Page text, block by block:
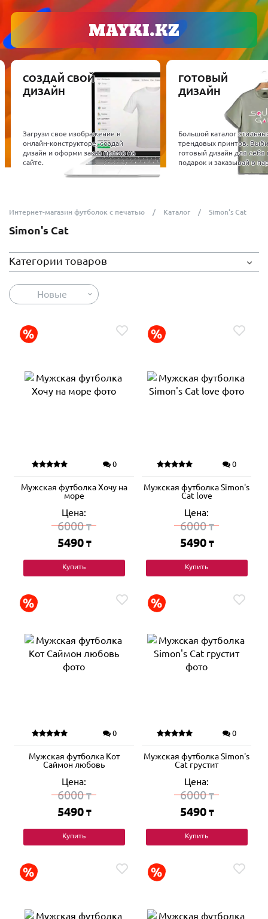
СОЗДАЙ СВОЙ
ДИЗАЙН
Загрузи свое изображение в
онлайн-конструкторе, создай
дизайн и оформи заказ прямо на
сайте.
ГОТОВЫЙ
ДИЗАЙН
Большой каталог
трендовых принтов.
готовый дизайн для себя
подарок и заказывай в
Интернет-магазин футболок с печатью Каталог Simon's Cat
Simon's Cat
Категории товаров
Новые
0
Мужская футболка Хочу на
море
Цена:
6000₸
5490 ₸
Купить
0
Мужская футболка Simon's
Cat love
Цена:
6000₸
5490 ₸
Купить
0
Мужская футболка Кот
Саймон любовь
Цена:
6000₸
5490 ₸
Купить
0
Мужская футболка Simon's
Cat грустит
Цена:
6000₸
5490 ₸
Купить